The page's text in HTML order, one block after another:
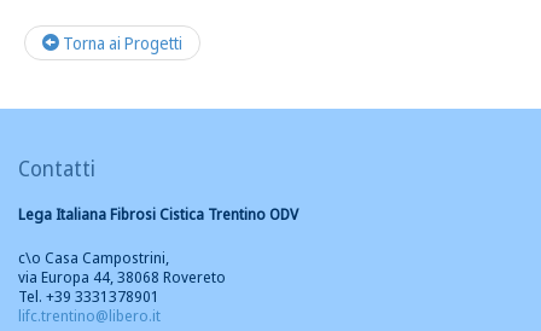
Torna ai Progetti
Contatti
Lega Italiana Fibrosi Cistica Trentino ODV
c\o Casa Campostrini,
via Europa 44, 38068 Rovereto
Tel. +39 3331378901
lifc.trentino@libero.it